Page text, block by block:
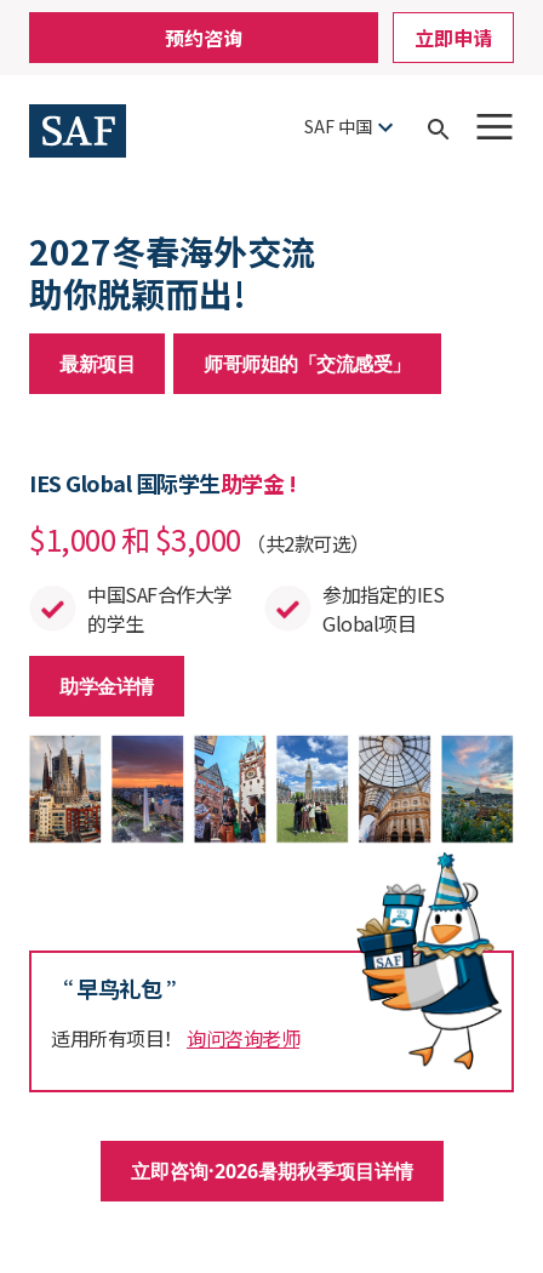
Skip
main
content
Utility
Menu
预约咨询 立即申请
SAF 中国
Open
2027冬春海外交流
助你脱颖而出!
最新项目 师哥师姐的「交流感受」
IES Global 国际学生助学金 !
$1,000 和 $3,000
（共2款可选）
中国SAF合作大学
的学生
参加指定的IES
Global项目
助学金详情
“ 早鸟礼包 ”
适用所有项目！ 询问咨询老师
立即咨询·2026暑期秋季项目详情